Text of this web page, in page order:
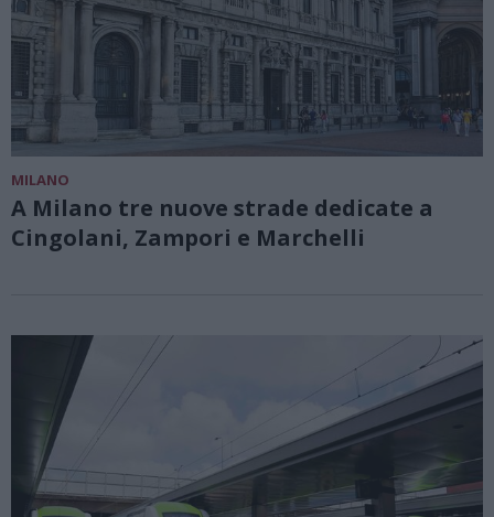
MILANO
A Milano tre nuove strade dedicate a
Cingolani, Zampori e Marchelli